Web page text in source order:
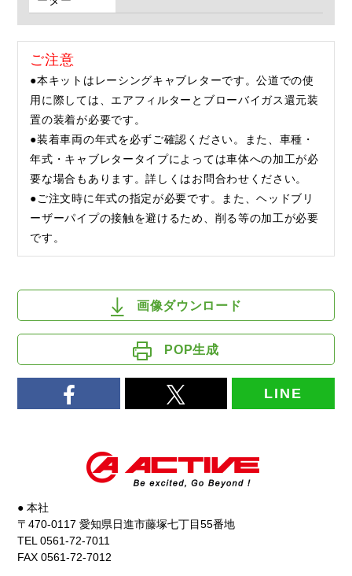
ご注意
●本キットはレーシングキャブレターです。公道での使
用に際しては、エアフィルターとブローバイガス還元装
置の装着が必要です。
●装着車両の年式を必ずご確認ください。また、車種・
年式・キャブレタータイプによっては車体への加工が必
要な場合もあります。詳しくはお問合わせください。
●ご注文時に年式の指定が必要です。また、ヘッドブリ
ーザーパイプの接触を避けるため、削る等の加工が必要
です。
画像ダウンロード
POP生成
LINE
● 本社
〒470-0117 愛知県日進市藤塚七丁目55番地
TEL 0561-72-7011
FAX 0561-72-7012